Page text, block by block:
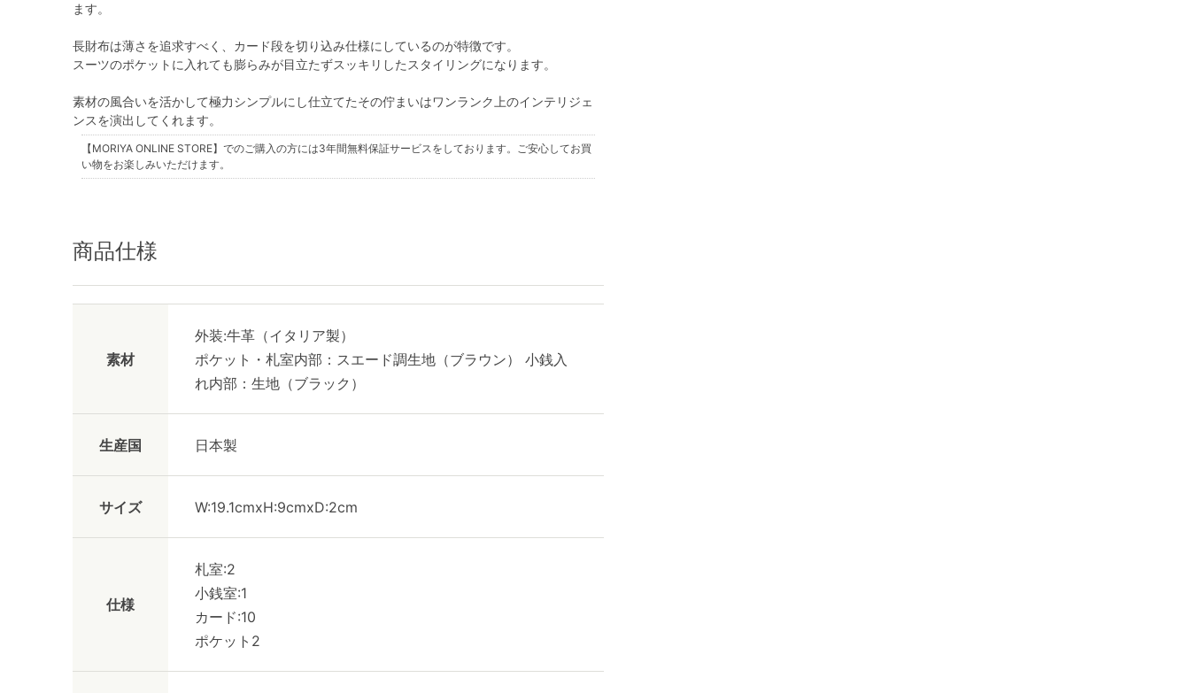
ます。
長財布は薄さを追求すべく、カード段を切り込み仕様にしているのが特徴です。
スーツのポケットに入れても膨らみが目立たずスッキリしたスタイリングになります。
素材の風合いを活かして極力シンプルにし仕立てたその佇まいはワンランク上のインテリジェ
ンスを演出してくれます。
【MORIYA ONLINE STORE】でのご購入の方には3年間無料保証サービスをしております。ご安心してお買
い物をお楽しみいただけます。
商品仕様
素材
外装:牛革（イタリア製）
ポケット・札室内部：スエード調生地（ブラウン） 小銭入
れ内部：生地（ブラック）
生産国 日本製
サイズ W:19.1cmxH:9cmxD:2cm
仕様
札室:2
小銭室:1
カード:10
ポケット2